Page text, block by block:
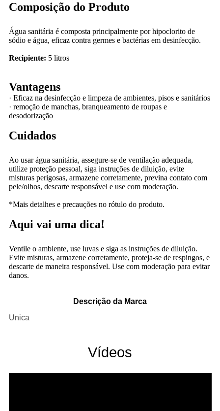
Composição do Produto
Água sanitária é composta principalmente por hipoclorito de
sódio e água, eficaz contra germes e bactérias em desinfecção.
Recipiente: 5 litros
Vantagens
· Eficaz na desinfecção e limpeza de ambientes, pisos e sanitários
· remoção de manchas, branqueamento de roupas e
desodorização
Cuidados
Ao usar água sanitária, assegure-se de ventilação adequada,
utilize proteção pessoal, siga instruções de diluição, evite
misturas perigosas, armazene corretamente, previna contato com
pele/olhos, descarte responsável e use com moderação.
*Mais detalhes e precauções no rótulo do produto.
Aqui vai uma dica!
Ventile o ambiente, use luvas e siga as instruções de diluição.
Evite misturas, armazene corretamente, proteja-se de respingos, e
descarte de maneira responsável. Use com moderação para evitar
danos.
Descrição da Marca
Unica
Vídeos